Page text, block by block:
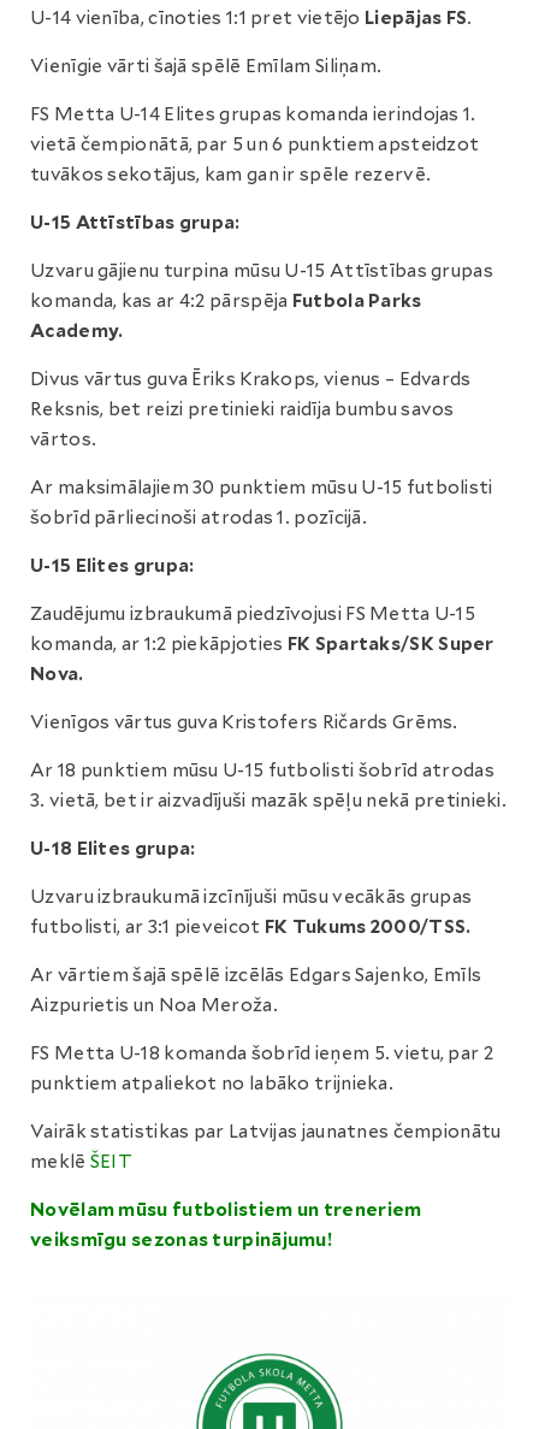
U-14 vienība, cīnoties 1:1 pret vietējo Liepājas FS.
Vienīgie vārti šajā spēlē Emīlam Siliņam.
FS Metta U-14 Elites grupas komanda ierindojas 1.
vietā čempionātā, par 5 un 6 punktiem apsteidzot
tuvākos sekotājus, kam gan ir spēle rezervē.
U-15 Attīstības grupa:
Uzvaru gājienu turpina mūsu U-15 Attīstības grupas
komanda, kas ar 4:2 pārspēja Futbola Parks
Academy.
Divus vārtus guva Ēriks Krakops, vienus – Edvards
Reksnis, bet reizi pretinieki raidīja bumbu savos
vārtos.
Ar maksimālajiem 30 punktiem mūsu U-15 futbolisti
šobrīd pārliecinoši atrodas 1. pozīcijā.
U-15 Elites grupa:
Zaudējumu izbraukumā piedzīvojusi FS Metta U-15
komanda, ar 1:2 piekāpjoties FK Spartaks/SK Super
Nova.
Vienīgos vārtus guva Kristofers Ričards Grēms.
Ar 18 punktiem mūsu U-15 futbolisti šobrīd atrodas
3. vietā, bet ir aizvadījuši mazāk spēļu nekā pretinieki.
U-18 Elites grupa:
Uzvaru izbraukumā izcīnījuši mūsu vecākās grupas
futbolisti, ar 3:1 pieveicot FK Tukums 2000/TSS.
Ar vārtiem šajā spēlē izcēlās Edgars Sajenko, Emīls
Aizpurietis un Noa Meroža.
FS Metta U-18 komanda šobrīd ieņem 5. vietu, par 2
punktiem atpaliekot no labāko trijnieka.
Vairāk statistikas par Latvijas jaunatnes čempionātu
meklē ŠEIT
Novēlam mūsu futbolistiem un treneriem
veiksmīgu sezonas turpinājumu!